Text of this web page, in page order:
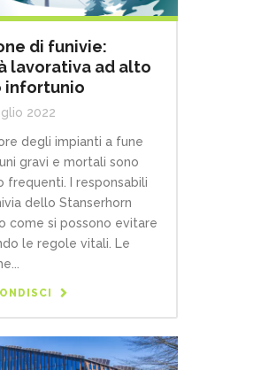
di funivie:
lavorativa ad alto
infortunio
2022
degli impianti a fune
gravi e mortali sono
frequenti. I responsabili
dello Stanserhorn
come si possono evitare
le regole vitali. Le